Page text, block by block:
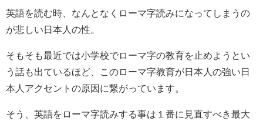
英語を読む時、なんとなくローマ字読みになってしまうの
が悲しい日本人の性。
そもそも最近では小学校でローマ字の教育を止めようとい
う話も出ているほど、このローマ字教育が日本人の強い日
本人アクセントの原因に繋がっています。
そう、英語をローマ字読みする事は１番に見直すべき最大